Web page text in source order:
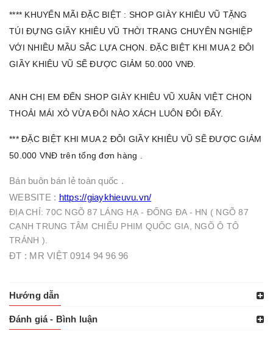
**** KHUYẾN MÃI ĐẶC BIỆT : SHOP GIÀY KHIÊU VŨ TẶNG
TÚI ĐỰNG GIẦY KHIÊU VŨ THỜI TRANG CHUYÊN NGHIỆP
VỚI NHIỀU MẦU SẮC LỰA CHỌN. ĐẶC BIỆT KHI MUA 2 ĐÔI
GIẦY KHIÊU VŨ SẼ ĐƯỢC GIẢM 50.000 VNĐ.
ANH CHỊ EM ĐẾN SHOP GIÀY KHIÊU VŨ XUÂN VIỆT CHỌN
THOẢI MÁI XỎ VỪA ĐÔI NÀO XÁCH LUÔN ĐÔI ĐẤY.
*** ĐẶC BIỆT KHI MUA 2 ĐÔI GIẦY KHIÊU VŨ SẼ ĐƯỢC GIẢM
50.000 VNĐ trên tổng đơn hàng .
Bán buôn bán lẻ toàn quốc .
WEBSITE : https://giaykhieuvu.vn/
ĐỊA CHỈ: 70C NGÕ 87 LÁNG HẠ - ĐỐNG ĐA - HN ( NGÕ 87
CẠNH TRUNG TÂM CHIẾU PHIM QUỐC GIA, NGÕ Ô TÔ
TRÁNH ).
ĐT : MR VIỆT 0914 94 96 96
Hướng dẫn
Đánh giá - Bình luận